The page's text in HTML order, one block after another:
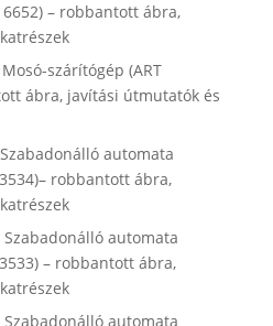
– robbantott ábra,
szárítógép (ART
ábra, javítási útmutatók és
automata
robbantott ábra,
Szabadonálló automata
– robbantott ábra,
Szabadonálló automata